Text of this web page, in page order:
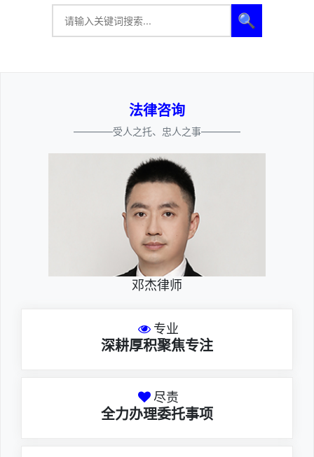
🔍
法律咨询
————受人之托、忠人之事————
邓杰律师
专业
深耕厚积聚焦专注
尽责
全力办理委托事项